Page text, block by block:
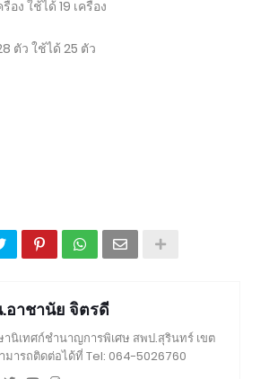
อง ใช้ได้ 19 เครื่อง
ตัว ใช้ได้ 25 ตัว
อาชานัย จิตรดี
นิเทศก์ชำนาญการพิเศษ สพป.สุรินทร์ เขต
มารถติดต่อได้ที่ Tel: 064-5026760